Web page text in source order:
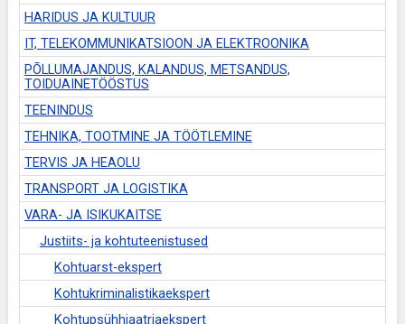
HARIDUS JA KULTUUR
IT, TELEKOMMUNIKATSIOON JA ELEKTROONIKA
PÕLLUMAJANDUS, KALANDUS, METSANDUS,
TOIDUAINETÖÖSTUS
TEENINDUS
TEHNIKA, TOOTMINE JA TÖÖTLEMINE
TERVIS JA HEAOLU
TRANSPORT JA LOGISTIKA
VARA- JA ISIKUKAITSE
Justiits- ja kohtuteenistused
Kohtuarst-ekspert
Kohtukriminalistikaekspert
Kohtupsühhiaatriaekspert